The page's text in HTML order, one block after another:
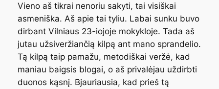
Vieno aš tikrai nenoriu sakyti, tai visiškai
asmeniška. Aš apie tai tyliu. Labai sunku buvo
dirbant Vilniaus 23-iojoje mokykloje. Tada aš
jutau užsiveržiančią kilpą ant mano sprandelio.
Tą kilpą taip pamažu, metodiškai veržė, kad
maniau baigsis blogai, o aš privalėjau uždirbti
duonos kąsnį. Bjauriausia, kad prieš tą